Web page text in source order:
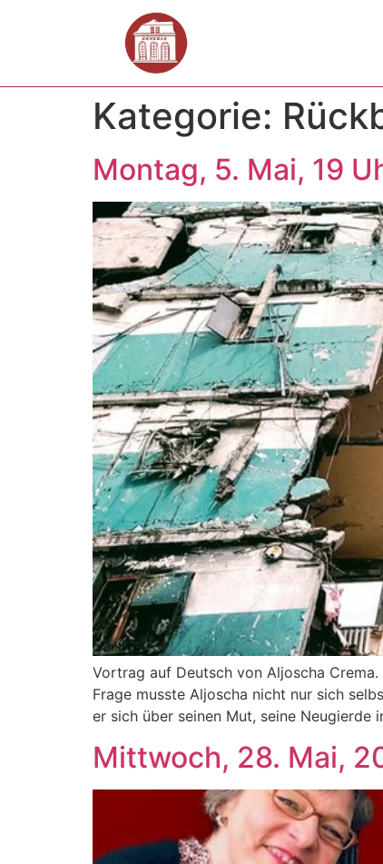
Kategorie:
Montag, 5. Mai, 19
Vortrag auf Deutsch von Aljoscha Crema.
Frage musste Aljoscha nicht nur sich
er sich über seinen Mut, seine Neugierde
Mittwoch, 28. Mai,